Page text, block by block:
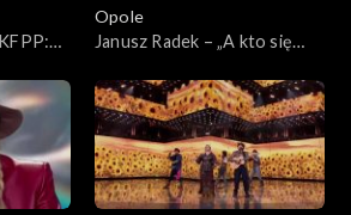
Opole
Janusz Radek – „A kto się
Koncert „Autobiografia.
Jubileusz Bogdana Olewicza”